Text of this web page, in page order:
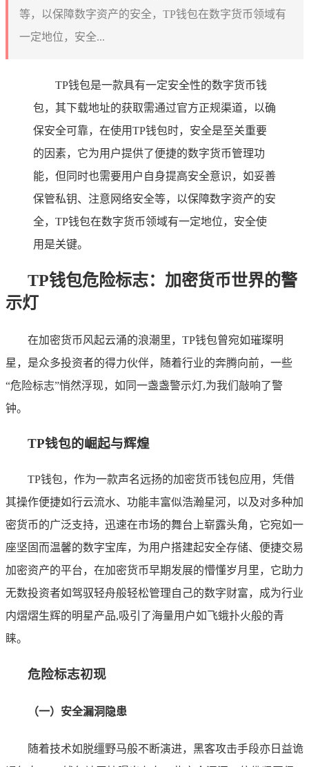
等，以保障数字资产的安全，TP钱包在数字货币领域有
一定地位，安全...
TP钱包是一款具有一定安全性的数字货币钱
包，其下载地址的获取需通过官方正规渠道，以确
保安全可靠，在使用TP钱包时，安全是至关重要
的因素，它为用户提供了便捷的数字货币管理功
能，但同时也需要用户自身提高安全意识，如妥善
保管私钥、注意网络安全等，以保障数字资产的安
全，TP钱包在数字货币领域有一定地位，安全使
用是关键。
TP钱包危险标志：加密货币世界的警
示灯
在加密货币风起云涌的浪潮里，TP钱包曾宛如璀璨明
星，是众多投资者的得力伙伴，随着行业的奔腾向前，一些
“危险标志”悄然浮现，如同一盏盏警示灯,为我们敲响了警
钟。
TP钱包的崛起与辉煌
TP钱包，作为一款声名远扬的加密货币钱包应用，凭借
其操作便捷如行云流水、功能丰富似浩瀚星河，以及对多种加
密货币的广泛支持，迅速在市场的舞台上崭露头角，它宛如一
座坚固而温馨的数字宝库，为用户搭建起安全存储、便捷交易
加密资产的平台，在加密货币早期发展的懵懂岁月里，它助力
无数投资者如驾驭轻舟般轻松管理自己的数字财富，成为行业
内熠熠生辉的明星产品,吸引了海量用户如飞蛾扑火般的青
睐。
危险标志初现
（一）安全漏洞隐患
随着技术如脱缰野马般不断演进，黑客攻击手段亦日益诡